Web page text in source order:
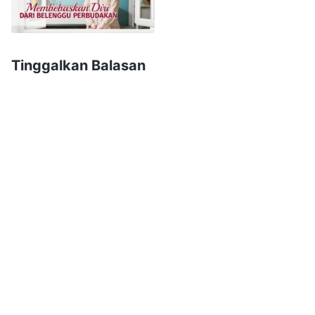
kesulitan-kesulitanku agar kamu bisa melihat
bahwa aku memiliki kenyataan kebenaran dan
kuhadapi." Lalu, aku mulai menceritakan
Tinggalkan Balasan